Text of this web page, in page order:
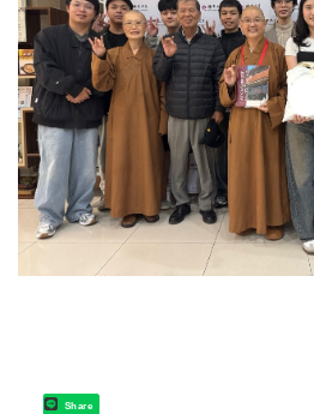
Share